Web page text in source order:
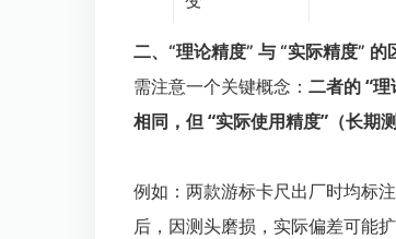
二、“理论精度” 与 “实际精度” 的
需注意一个关键概念：二者的 “
相同，但 “实际使用精度”（长期
例如：两款游标卡尺出厂时均标
后，因测头磨损，实际偏差可能